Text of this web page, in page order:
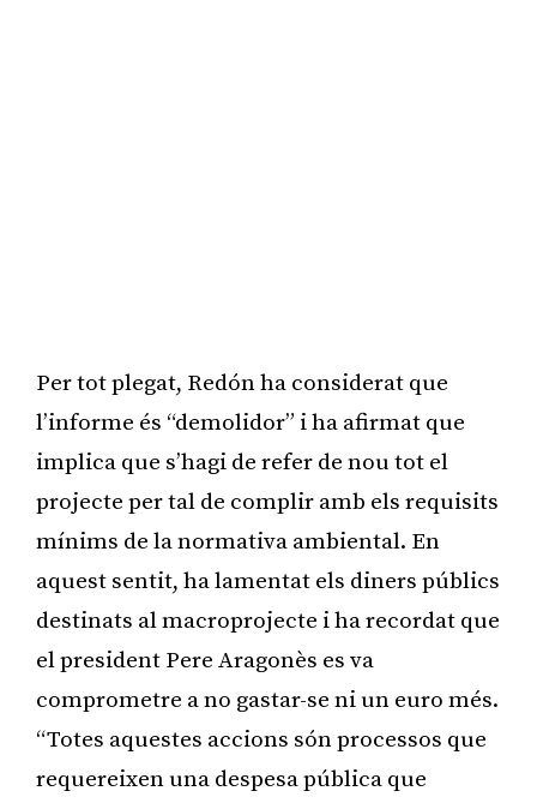
Per tot plegat, Redón ha considerat que
l’informe és “demolidor” i ha afirmat que
implica que s’hagi de refer de nou tot el
projecte per tal de complir amb els requisits
mínims de la normativa ambiental. En
aquest sentit, ha lamentat els diners públics
destinats al macroprojecte i ha recordat que
el president Pere Aragonès es va
comprometre a no gastar-se ni un euro més.
“Totes aquestes accions són processos que
requereixen una despesa pública que